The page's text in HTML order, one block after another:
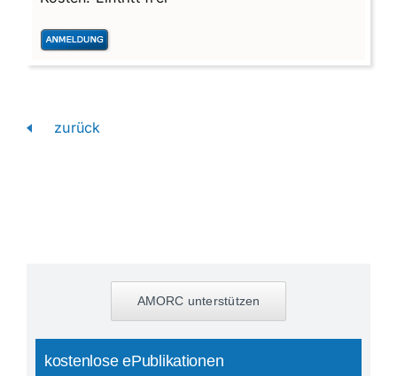
zurück
AMORC unterstützen
kostenlose ePublikationen